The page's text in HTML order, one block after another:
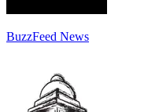
BuzzFeed News